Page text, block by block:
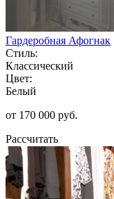
Гардеробная Афогнак
Стиль:
Классический
Цвет:
Белый
от 170 000 руб.
Рассчитать